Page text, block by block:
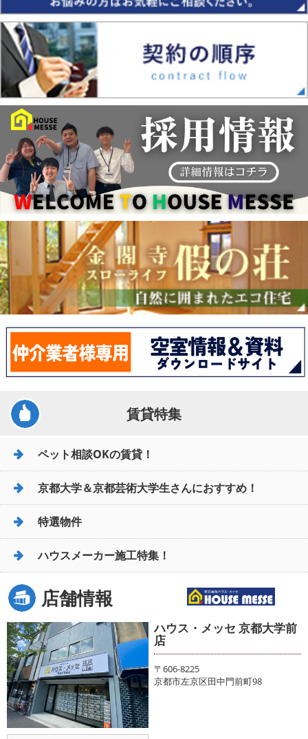
賃貸特集
ペット相談OKの賃貸！
京都大学＆京都芸術大学生さんにおすすめ！
特選物件
ハウスメーカー施工特集！
店舗情報
ハウス・メッセ 京都大学前
店
〒606-8225
京都市左京区田中門前町98